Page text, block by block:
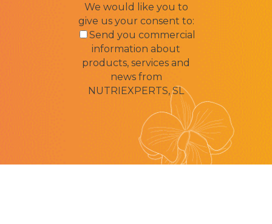
We would like you to
give us your consent to:
Send you commercial
information about
products, services and
news from
NUTRIEXPERTS, SL